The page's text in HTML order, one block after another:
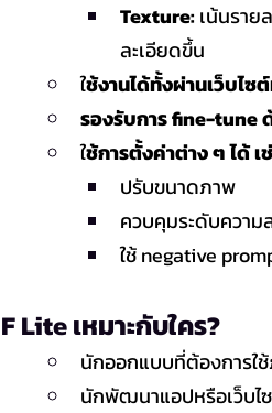
Texture: เน้นราย
ละเอียดขึ้น
ใช้งานได้ทั้งผ่านเว็บไซ
รองรับการ fine-tune
ใช้การตั้งค่าต่าง ๆ ได้ เ
ปรับขนาดภาพ
ควบคุมระดับความ
ใช้ negative
F Lite เหมาะกับใคร?
นักออกแบบที่ต้องการใ
นักพัฒนาแอปหรือเว็บไ